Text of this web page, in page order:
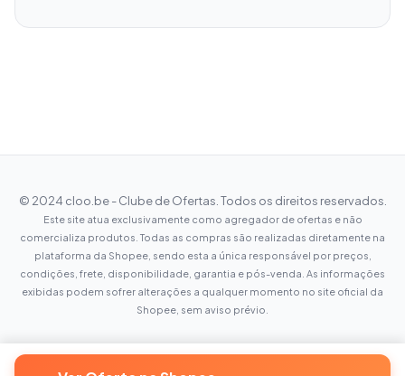
© 2024 cloo.be - Clube de Ofertas. Todos os direitos reservados.
Este site atua exclusivamente como agregador de ofertas e não
comercializa produtos. Todas as compras são realizadas diretamente na
plataforma da Shopee, sendo esta a única responsável por preços,
condições, frete, disponibilidade, garantia e pós-venda. As informações
exibidas podem sofrer alterações a qualquer momento no site oficial da
Shopee, sem aviso prévio.